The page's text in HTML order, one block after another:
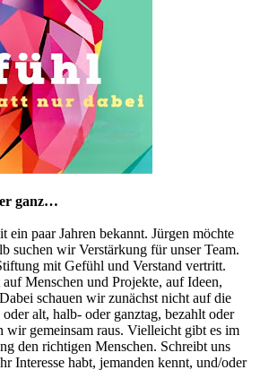
ganz…
ein paar Jahren bekannt. Jürgen möchte
suchen wir Verstärkung für unser Team.
mit Gefühl und Verstand vertritt.
Menschen und Projekte, auf Ideen,
schauen wir zunächst nicht auf die
alt, halb- oder ganztag, bezahlt oder
wir gemeinsam raus. Vielleicht gibt es im
den richtigen Menschen. Schreibt uns
Interesse habt, jemanden kennt, und/oder